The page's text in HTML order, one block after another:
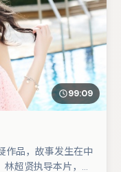
99:09
作品，故事发生在中
超贤执导本片，在